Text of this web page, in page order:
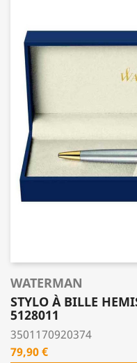
WATERMAN
STYLO À BILLE
5128011
3501170920374
Prix
79,90 €